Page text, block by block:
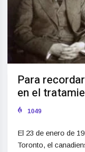
Para
en el
1049
El 23 de enero de
Toronto, el